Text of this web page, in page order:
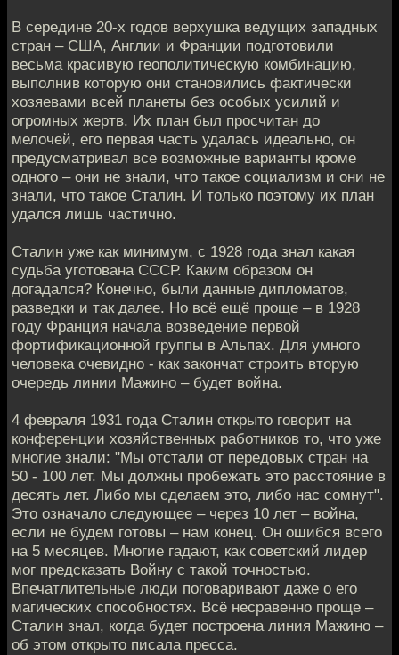
В середине 20-х годов верхушка ведущих западных
стран – США, Англии и Франции подготовили
весьма красивую геополитическую комбинацию,
выполнив которую они становились фактически
хозяевами всей планеты без особых усилий и
огромных жертв. Их план был просчитан до
мелочей, его первая часть удалась идеально, он
предусматривал все возможные варианты кроме
одного – они не знали, что такое социализм и они не
знали, что такое Сталин. И только поэтому их план
удался лишь частично.
Сталин уже как минимум, с 1928 года знал какая
судьба уготована СССР. Каким образом он
догадался? Конечно, были данные дипломатов,
разведки и так далее. Но всё ещё проще – в 1928
году Франция начала возведение первой
фортификационной группы в Альпах. Для умного
человека очевидно - как закончат строить вторую
очередь линии Мажино – будет война.
4 февраля 1931 года Сталин открыто говорит на
конференции хозяйственных работников то, что уже
многие знали: "Мы отстали от передовых стран на
50 - 100 лет. Мы должны пробежать это расстояние в
десять лет. Либо мы сделаем это, либо нас сомнут".
Это означало следующее – через 10 лет – война,
если не будем готовы – нам конец. Он ошибся всего
на 5 месяцев. Многие гадают, как советский лидер
мог предсказать Войну с такой точностью.
Впечатлительные люди поговаривают даже о его
магических способностях. Всё несравенно проще –
Сталин знал, когда будет построена линия Мажино –
об этом открыто писала пресса.